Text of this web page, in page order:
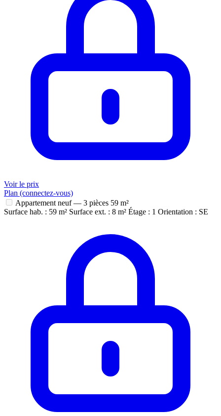
Voir le prix
Plan (connectez-vous)
Appartement neuf — 3 pièces 59 m²
Surface hab. : 59 m² Surface ext. : 8 m² Étage : 1 Orientation : SE